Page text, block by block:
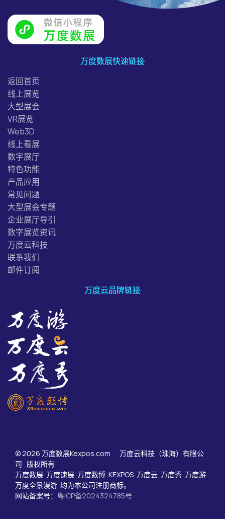
万度数展快速链接
返回首页
线上展览
大型展会
VR展览
Web3D
线上看展
数字展厅
特色功能
产品应用
常见问题
大型展会专题
企业展厅导引
数字展览资讯
万度云科技
联系我们
邮件订阅
万度云品牌链接
© 2026 万度数展Kexpos.com 万度云科技（珠海）有限公
司 版权所有
万度数展 万度速展 万度数博 KEXPOS 万度云 万度秀 万度游
万度全景漫游 均为本公司注册商标。
网站备案号： 粤ICP备2024324785号